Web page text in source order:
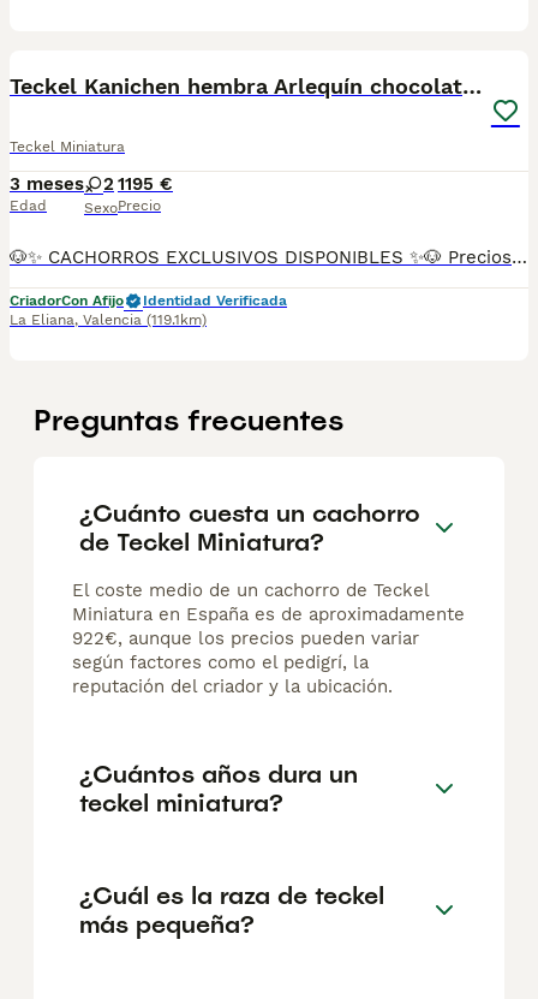
Teckel Kanichen hembra Arlequín chocolate 🍫
Teckel Miniatura
3 meses
Edad
2
Sexo
1195 €
Precio
🐶✨ CACHORROS EXCLUSIVOS DISPONIBLES ✨🐶 Preciosos cachorros criados en ambiente familiar, rodeados de amor y cuidados desde el primer día ❤️ Totalmente socializados, cariñosos y acostumbrados al contacto con personas. 📦 Se entregan con todas las garantías: ✔️ Cartilla sanitaria ✔️ Vacunación al día 💉 ✔️ Desparasitación completa ✅ ✔️ Garantía vírica 😷 ✔️ Garantía congénita 👌 ✔️ Contrato de entrega ✍️ 📸 Síguenos en Instagram: @fincapaunais para ver fotos y vídeos reales ⚠️ Disponibilidad limitada ⚠️ Se reservan rápido. 📲 Contacto directo por WhatsApp: 671 454 202 Solo personas responsables
CriadorCon Afijo
Identidad Verificada
La Eliana, Valencia (119.1km)
Preguntas frecuentes
¿Cuánto cuesta un cachorro
de Teckel Miniatura?
El coste medio de un cachorro de Teckel
Miniatura en España es de aproximadamente
922€, aunque los precios pueden variar
según factores como el pedigrí, la
reputación del criador y la ubicación.
¿Cuántos años dura un
teckel miniatura?
¿Cuál es la raza de teckel
más pequeña?